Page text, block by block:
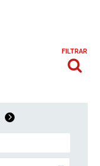
FILTRAR